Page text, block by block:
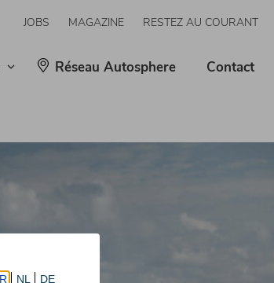
JOBS MAGAZINE RESTEZ AU COURANT
Réseau Autosphere Contact